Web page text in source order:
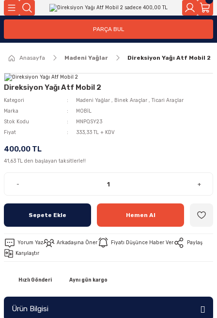
Geri Dön
Geri Dön
PARÇA BUL
Anasayfa Madeni Yağlar Direksiyon Yağı Atf Mobil 2
Direksiyon Yağı Atf Mobil 2
Kategori Madeni Yağlar , Binek Araçlar , Ticari Araçlar
Marka
MOBİL
Stok Kodu
MNPQSY23
Fiyat
333,33 TL + KDV
400,00 TL
41,63 TL den başlayan taksitlerle!!
- +
Sepete Ekle Hemen Al
Yorum Yaz Arkadaşına Öner Fiyatı Düşünce Haber Ver
Paylaş
Karşılaştır
Hızlı Gönderi Aynı gün kargo
Ürün Bilgisi